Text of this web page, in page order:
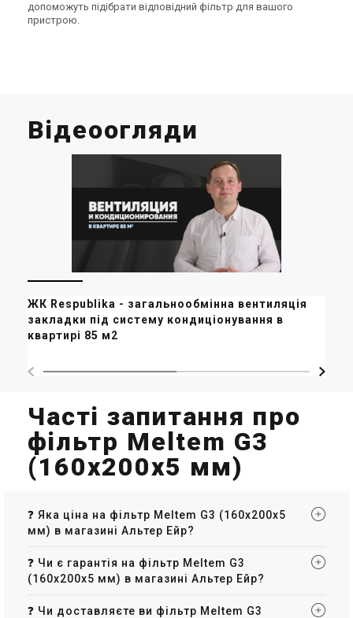
допоможуть підібрати відповідний фільтр для вашого
пристрою.
Відеоогляди
ЖК Respublika - загальнообмінна вентиляція і
закладки під систему кондиціонування в
квартирі 85 м2
Часті запитання про
фільтр Meltem G3
(160х200х5 мм)
❓ Яка ціна на фільтр Meltem G3 (160х200х5
мм) в магазині Альтер Ейр?
❓ Чи є гарантія на фільтр Meltem G3
(160х200х5 мм) в магазині Альтер Ейр?
❓ Чи доставляєте ви фільтр Meltem G3